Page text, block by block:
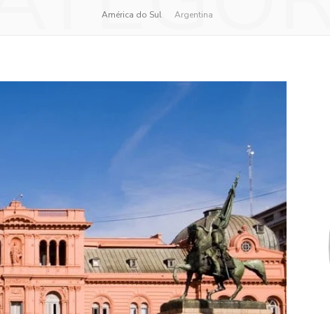
América do Sul Argentina